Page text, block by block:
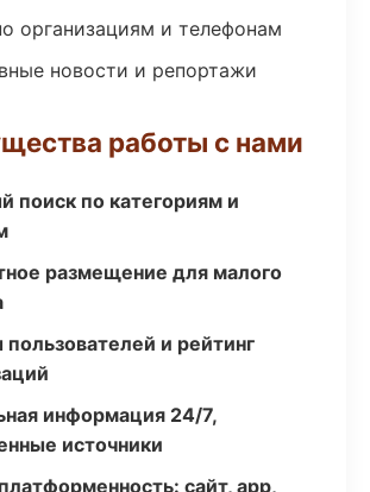
организациям и телефонам
новости и репортажи
работы с нами
поиск по категориям и
размещение для малого
и рейтинг
информация 24/7,
источники
сайт, app,